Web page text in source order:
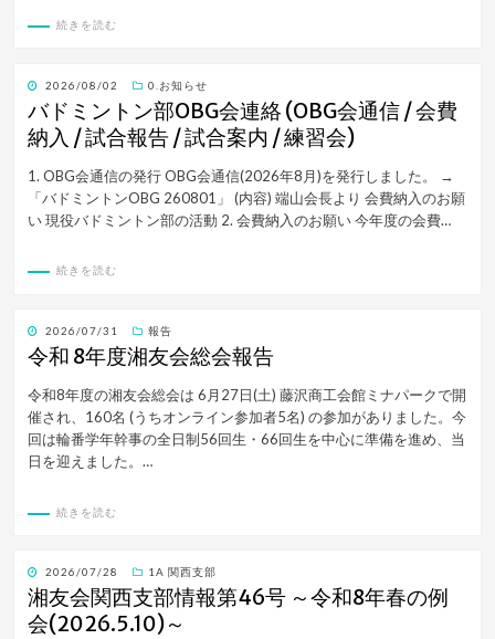
続きを読む
投
日:
2026/08/02 0.お知らせ
バドミントン部OBG会連絡 (OBG会通信 / 会費
納入 / 試合報告 / 試合案内 / 練習会)
1. OBG会通信の発行 OBG会通信(2026年8月)を発行しました。 →
「バドミントンOBG 260801」 (内容) 端山会長より 会費納入のお願
い 現役バドミントン部の活動 2. 会費納入のお願い 今年度の会費…
続きを読む
投
稿
日:
2026/07/31 報告
令和 8年度湘友会総会報告
令和8年度の湘友会総会は 6月27日(土) 藤沢商工会館ミナパークで開
催され、160名 (うちオンライン参加者5名) の参加がありました。今
回は輪番学年幹事の全日制56回生・66回生を中心に準備を進め、当
日を迎えました。…
続きを読む
投
稿
日:
2026/07/28 1A 関西支部
湘友会関西支部情報第46号 ～令和8年春の例
会(2026.5.10)～